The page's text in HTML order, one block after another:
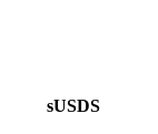
sUSDS